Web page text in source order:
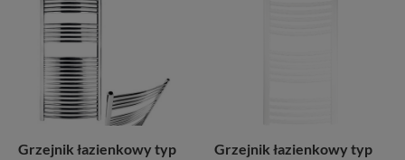
Grzejnik łazienkowy typ
Grzejnik łazienkowy typ